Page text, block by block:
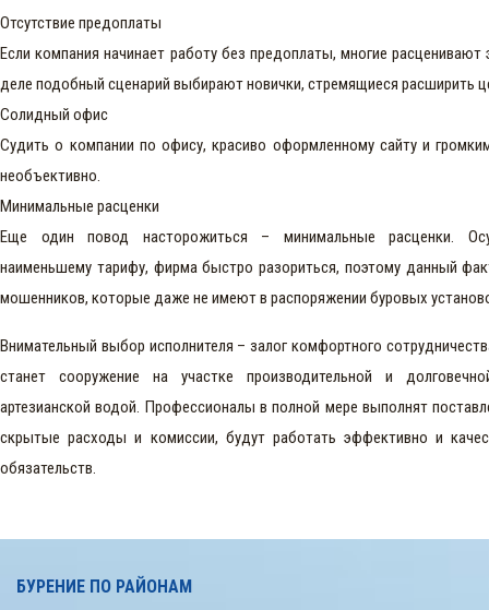
Отсутствие предоплаты
Если компания начинает работу без предоплаты, многие
деле подобный сценарий выбирают новички, стремящиеся расширить
Солидный офис
Судить о компании по офису, красиво оформленному сайту и
необъективно.
Минимальные расценки
Еще один повод насторожиться – минимальные расценки.
наименьшему тарифу, фирма быстро разориться, поэтому данный
мошенников, которые даже не имеют в распоряжении буровых
Внимательный выбор исполнителя – залог комфортного
станет сооружение на участке производительной и
артезианской водой. Профессионалы в полной мере выполнят
скрытые расходы и комиссии, будут работать эффективно и
обязательств.
БУРЕНИЕ ПО РАЙОНАМ